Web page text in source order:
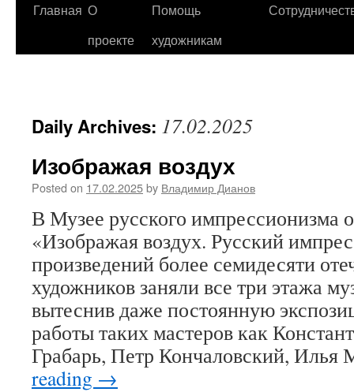
Главная О
проекте
Помощь
художникам
Daily Archives: 17.02.2025
Изображая воздух
Posted on 17.02.2025by Владимир Дианов
В Музее русского импрессионизма
«Изображая воздух. Русский
произведений более семидесяти
художников заняли все три этажа
вытеснив даже постоянную
работы таких мастеров как
Грабарь, Петр Кончаловский,
reading →